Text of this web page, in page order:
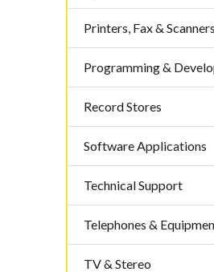
Printers, Fax & Scanners
Programming &
Record Stores
Software Applications
Technical Support
Telephones &
TV & Stereo